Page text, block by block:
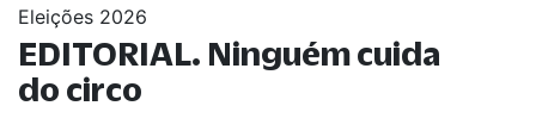
Eleições 2026
EDITORIAL. Ninguém cuida
do circo